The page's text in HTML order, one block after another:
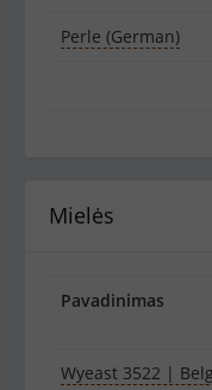
Perle (German)
Mielės
Pavadinimas
Wyeast 3522 |